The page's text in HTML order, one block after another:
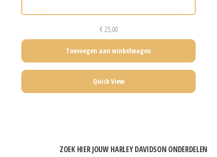
€25,00
Toevoegen aan winkelwagen
Quick View
ZOEK HIER JOUW HARLEY DAVIDSON ONDERDELEN